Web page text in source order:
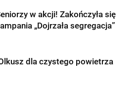
w akcji! Zakończyła się
„Dojrzała segregacja”
dla czystego powietrza